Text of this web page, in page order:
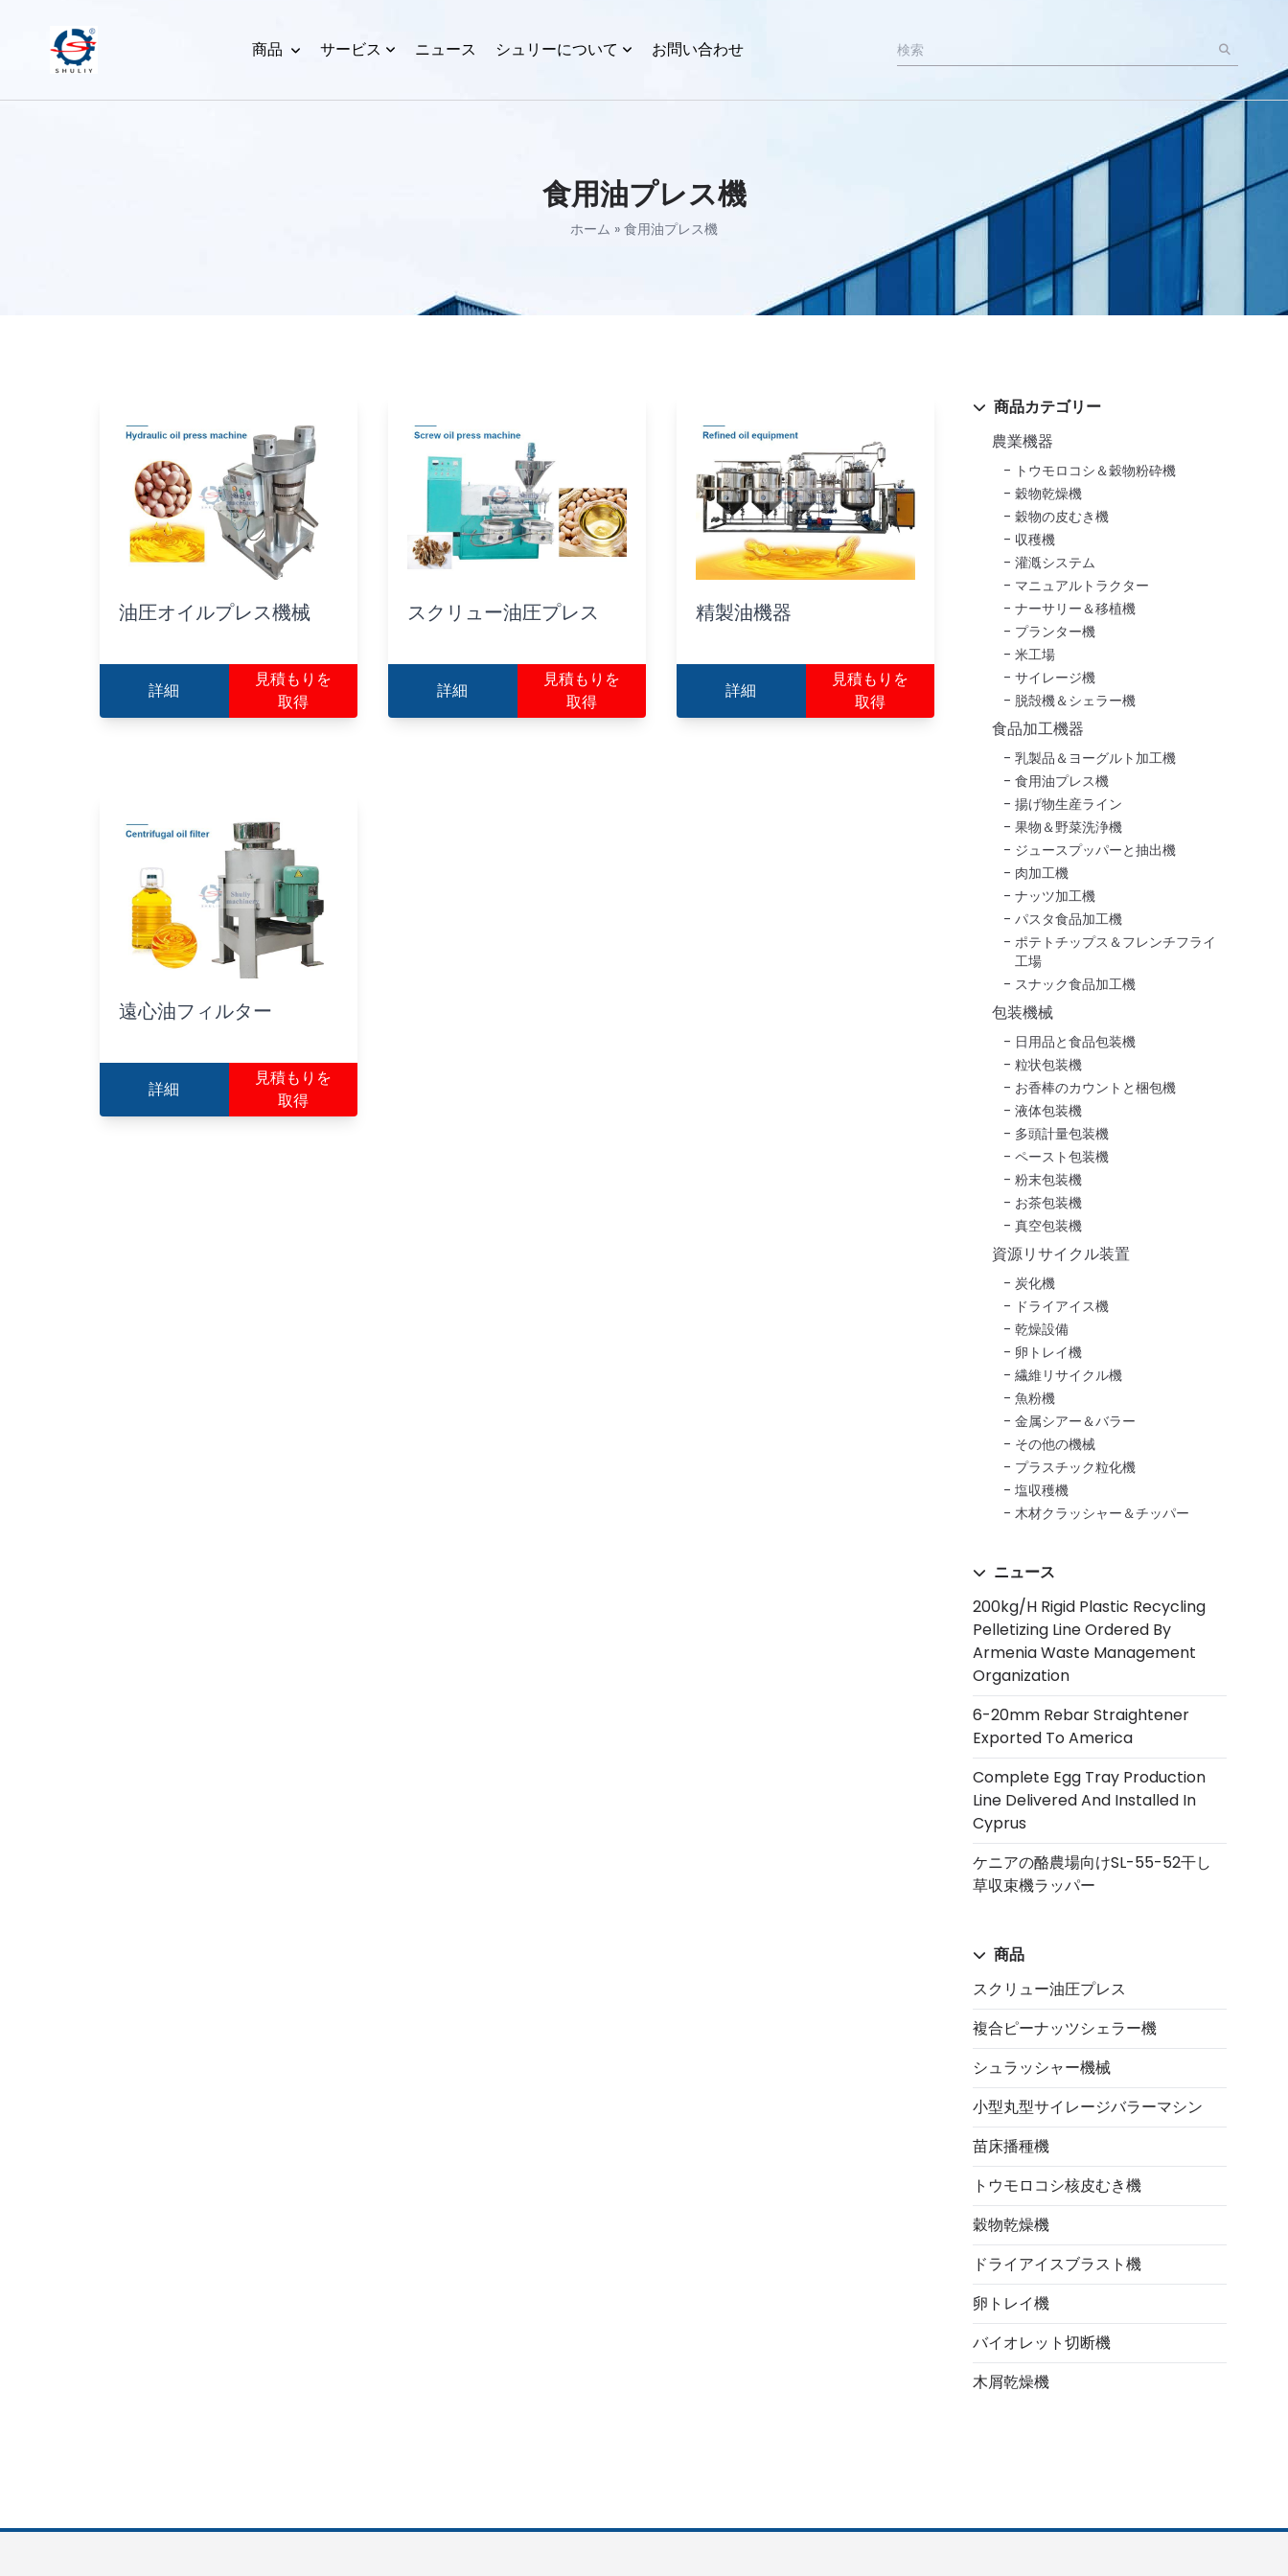
商品 サービス ニュース シュリーについて お問い合わせ
食用油プレス機
ホーム » 食用油プレス機
商品カテゴリー
農業機器
トウモロコシ＆穀物粉砕機
穀物乾燥機
穀物の皮むき機
収穫機
灌漑システム
マニュアルトラクター
ナーサリー＆移植機
プランター機
米工場
サイレージ機
脱殻機＆シェラー機
食品加工機器
乳製品＆ヨーグルト加工機
食用油プレス機
揚げ物生産ライン
果物＆野菜洗浄機
ジュースプッパーと抽出機
肉加工機
ナッツ加工機
パスタ食品加工機
ポテトチップス＆フレンチフライ
工場
スナック食品加工機
包装機械
日用品と食品包装機
粒状包装機
お香棒のカウントと梱包機
液体包装機
多頭計量包装機
ペースト包装機
粉末包装機
お茶包装機
真空包装機
資源リサイクル装置
炭化機
ドライアイス機
乾燥設備
卵トレイ機
繊維リサイクル機
魚粉機
金属シアー＆バラー
その他の機械
プラスチック粒化機
塩収穫機
木材クラッシャー＆チッパー
ニュース
200kg/h Rigid Plastic Recycling
Pelletizing Line Ordered By
Armenia Waste Management
Organization
6-20mm Rebar Straightener
Exported To America
Complete Egg Tray Production
Line Delivered And Installed In
Cyprus
ケニアの酪農場向けSL-55-52干し
草収束機ラッパー
商品
スクリュー油圧プレス
複合ピーナッツシェラー機
シュラッシャー機械
小型丸型サイレージバラーマシン
苗床播種機
トウモロコシ核皮むき機
穀物乾燥機
ドライアイスブラスト機
卵トレイ機
バイオレット切断機
木屑乾燥機
油圧オイルプレス機械
詳細
見積もりを
取得
スクリュー油圧プレス
詳細
見積もりを
取得
精製油機器
詳細
見積もりを
取得
遠心油フィルター
詳細
見積もりを
取得
Vietnamese
Greek